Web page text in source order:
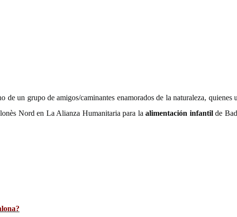
de un grupo de amigos/caminantes enamorados de la naturaleza,
Nord en La Alianza Humanitaria para la alimentación infantilde